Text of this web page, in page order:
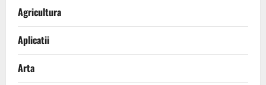
Agricultura
Aplicatii
Arta